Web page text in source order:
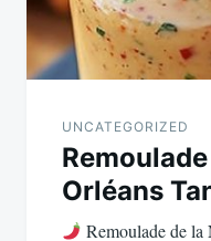
UNCATEGORIZED
Orléans
Remoulade de